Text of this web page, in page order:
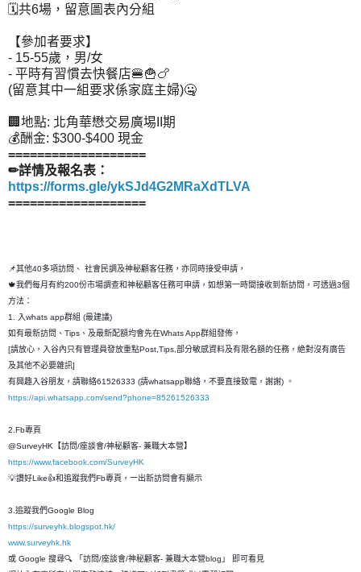
🗓共6場，留意圖表內分組
【參加者要求】
- 15-55歲，男/女
- 平時有習慣去快餐店🍔🍟🍗
(留意其中一組要求係家庭主婦)🤐
🏢地點: 北角華懋交易廣埸II期
💰酬金: $300-$400 現金
===================
✏詳情及報名表：
https://forms.gle/ykSJd4G2MRaXdTLVA
===================
📌其他40多項訪問、 社會民調及神秘顧客任務，亦同時接受申請，
🍁我們每月有約200份市場調查和神秘顧客任務可申請，如想第一時間接收到新訪問，可透過3個
方法：
1. 入whats app群組 (最建議)
如有最新訪問、Tips、及最新配額均會先在Whats App群組發佈，
[請放心，入谷內只有管理員發放重點Post,Tips,部分敏感資料及有限名額的任務，絶對沒有廣告
及其他不必要雜訊]
有興趣入谷朋友，請聯絡61526333 (請whatsapp聯絡，不要直接致電，謝謝) 。
https://api.whatsapp.com/send?phone=85261526333
2.Fb專頁
@SurveyHK【訪問/座談會/神秘顧客- 兼職大本營】
https://www.facebook.com/SurveyHK
💡讚好Like👍和追蹤我們Fb專頁，一出新訪問會有顯示
3.追蹤我們Google Blog
https://surveyhk.blogspot.hk/
www.surveyhk.hk
或 Google 搜尋🔍 「訪問/座談會/神秘顧客- 兼職大本營blog」 即可看見